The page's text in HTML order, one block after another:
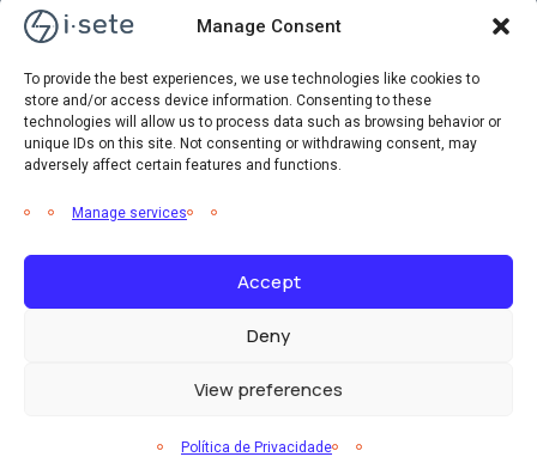
Manage Consent
To provide the best experiences, we use technologies like cookies to
store and/or access device information. Consenting to these
technologies will allow us to process data such as browsing behavior or
unique IDs on this site. Not consenting or withdrawing consent, may
adversely affect certain features and functions.
Manage services
Accept
Deny
View preferences
Política de Privacidade
2026 © i-sete. All Rights Reserved.